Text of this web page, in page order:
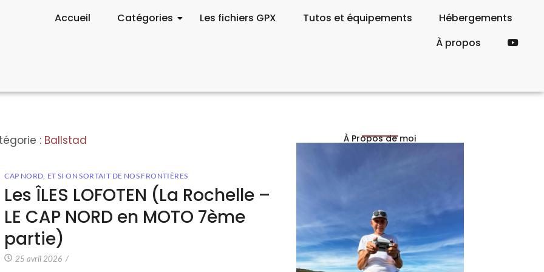
Accueil Catégories Les fichiers GPX Tutos et équipements
Hébergements
À propos
: Ballstad
CAP NORD, ET SI ON SORTAIT DE NOS FRONTIÈRES
Les ÎLES LOFOTEN (La Rochelle –
LE CAP NORD en MOTO 7ème
partie)
25 avril 2026 /
À Propos de moi